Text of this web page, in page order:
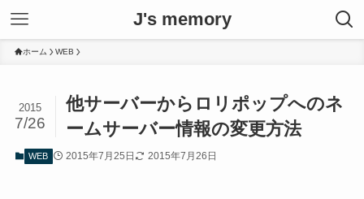
J's memory
ホーム WEB
他サーバーからロリポップへのネ
ームサーバー情報の変更方法
2015
7/26
WEB 2015年7月25日 2015年7月26日